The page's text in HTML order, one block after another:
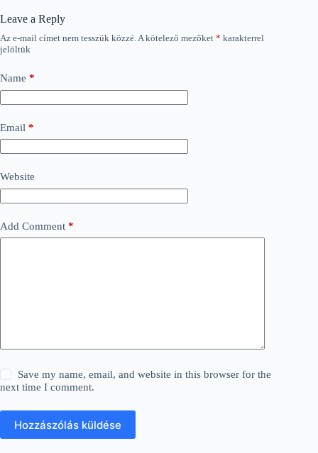
Leave a Reply
Az e-mail címet nem tesszük közzé.A kötelező mezőket * karakterrel
jelöltük
Name *
Email *
Website
Add Comment *
Save my name, email, and website in this browser for the
next time I comment.
Hozzászólás küldése